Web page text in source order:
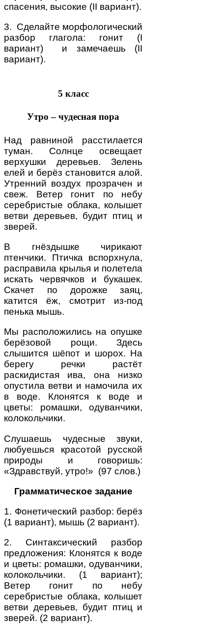
спасения, высокие (II вариант).
3. Сделайте морфологический
разбор глагола: гонит (I
вариант) и замечаешь (II
вариант).
5 класс
Утро – чудесная пора
Над равниной расстилается
туман. Солнце освещает
верхушки деревьев. Зелень
елей и берёз становится алой.
Утренний воздух прозрачен и
свеж. Ветер гонит по небу
серебристые облака, колышет
ветви деревьев, будит птиц и
зверей.
В гнёздышке чирикают
птенчики. Птичка вспорхнула,
расправила крылья и полетела
искать червячков и букашек.
Скачет по дорожке заяц,
катится ёж, смотрит из-под
пенька мышь.
Мы расположились на опушке
берёзовой рощи. Здесь
слышится шёпот и шорох. На
берегу речки растёт
раскидистая ива, она низко
опустила ветви и намочила их
в воде. Клонятся к воде и
цветы: ромашки, одуванчики,
колокольчики.
Слушаешь чудесные звуки,
любуешься красотой русской
природы и говоришь:
«Здравствуй, утро!» (97 слов.)
Грамматическое задание
1. Фонетический разбор: берёз
(1 вариант), мышь (2 вариант).
2. Синтаксический разбор
предложения: Клонятся к воде
и цветы: ромашки, одуванчики,
колокольчики. (1 вариант);
Ветер гонит по небу
серебристые облака, колышет
ветви деревьев, будит птиц и
зверей. (2 вариант).